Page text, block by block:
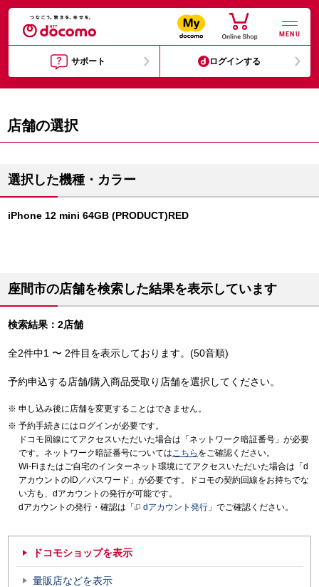
MENU
サポート ログインする
店舗の選択
選択した機種・カラー
iPhone 12 mini 64GB (PRODUCT)RED
座間市の店舗を検索した結果を表示しています
検索結果：2店舗
全2件中1 〜 2件目を表示しております。(50音順)
予約申込する店舗/購入商品受取り店舗を選択してください。
申し込み後に店舗を変更することはできません。
予約手続きにはログインが必要です。
ドコモ回線にてアクセスいただいた場合は「ネットワーク暗証番号」が必要
です。ネットワーク暗証番号についてはこちら をご確認ください。
Wi-Fiまたはご自宅のインターネット環境にてアクセスいただいた場合は「d
アカウントのID／パスワード」が必要です。ドコモの契約回線をお持ちでな
い方も、dアカウントの発行が可能です。
dアカウントの発行・確認は「
dアカウント発行 」でご確認ください。
ドコモショップを表示
量販店などを表示